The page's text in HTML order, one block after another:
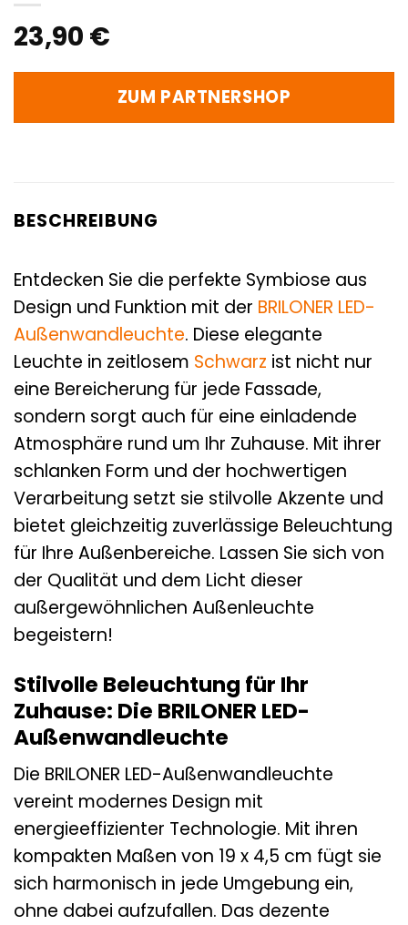
23,90 €
ZUM PARTNERSHOP
BESCHREIBUNG
Entdecken Sie die perfekte Symbiose aus
Design und Funktion mit der BRILONER LED-
Außenwandleuchte. Diese elegante
Leuchte in zeitlosem Schwarz ist nicht nur
eine Bereicherung für jede Fassade,
sondern sorgt auch für eine einladende
Atmosphäre rund um Ihr Zuhause. Mit ihrer
schlanken Form und der hochwertigen
Verarbeitung setzt sie stilvolle Akzente und
bietet gleichzeitig zuverlässige Beleuchtung
für Ihre Außenbereiche. Lassen Sie sich von
der Qualität und dem Licht dieser
außergewöhnlichen Außenleuchte
begeistern!
Stilvolle Beleuchtung für Ihr
Zuhause: Die BRILONER LED-
Außenwandleuchte
Die BRILONER LED-Außenwandleuchte
vereint modernes Design mit
energieeffizienter Technologie. Mit ihren
kompakten Maßen von 19 x 4,5 cm fügt sie
sich harmonisch in jede Umgebung ein,
ohne dabei aufzufallen. Das dezente